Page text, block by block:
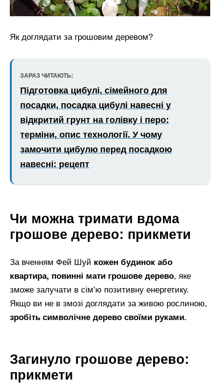
Як доглядати за грошовим деревом?
ЗАРАЗ ЧИТАЮТЬ:
Підготовка цибулі, сімейного для
посадки, посадка цибулі навесні у
відкритий грунт на голівку і перо:
терміни, опис технології. У чому
замочити цибулю перед посадкою
навесні: рецепт
Чи можна тримати вдома
грошове дерево: прикмети
За вченням Фей Шуй кожен будинок або
квартира, повинні мати грошове дерево, яке
зможе залучати в сім’ю позитивну енергетику.
Якщо ви не в змозі доглядати за живою рослиною,
зробіть символічне дерево своїми руками.
Загинуло грошове дерево:
прикмети